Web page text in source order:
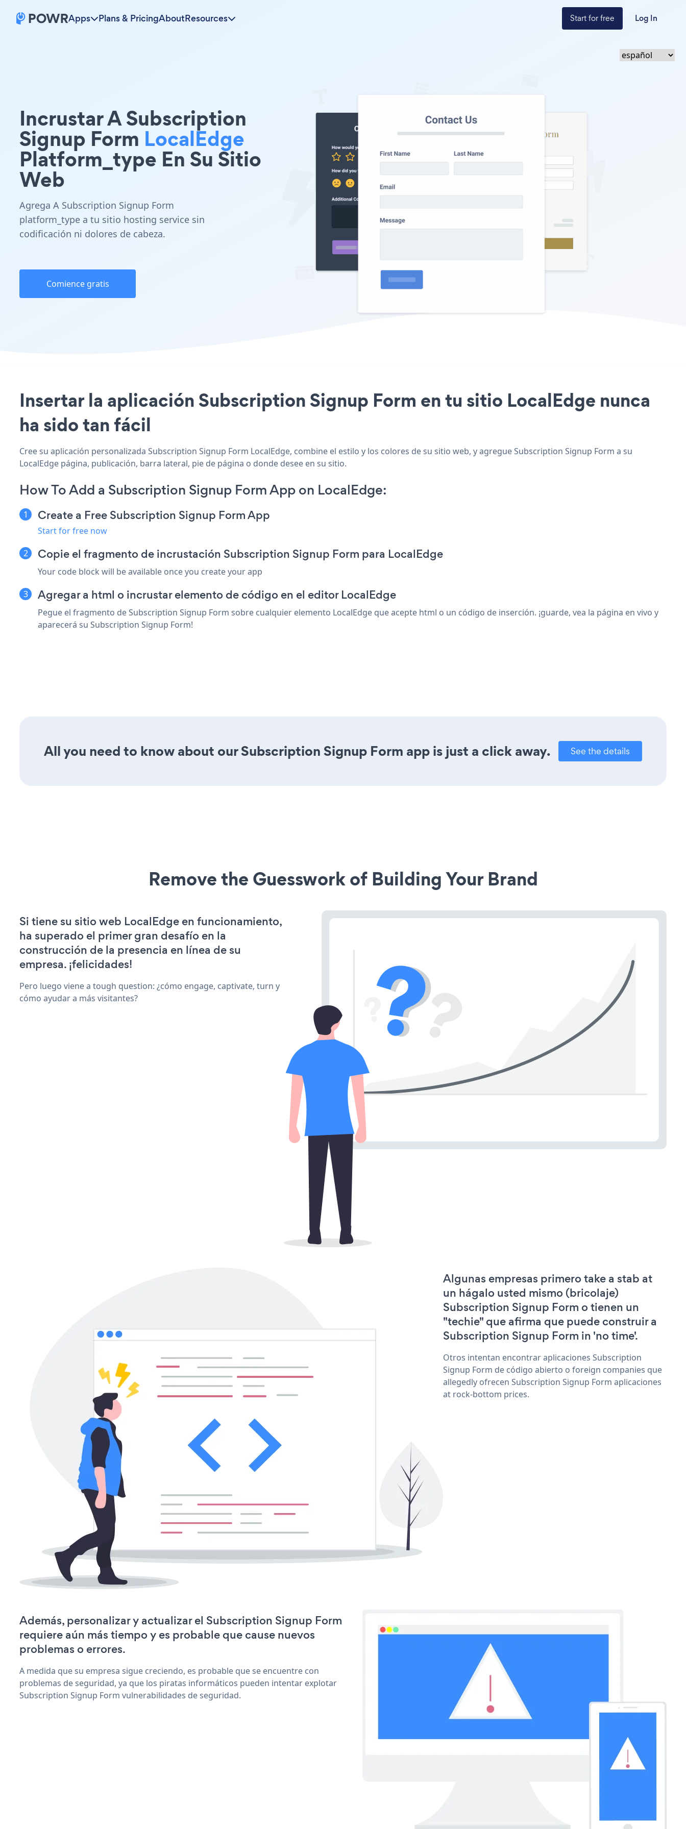
Apps Plans & PricingAboutResources Start for free Log In
Incrustar A Subscription
Signup Form LocalEdge
Platform_type En Su Sitio
Web
Agrega A Subscription Signup Form
platform_type a tu sitio hosting service sin
codificación ni dolores de cabeza.
Comience gratis
Insertar la aplicación Subscription Signup Form en tu sitio LocalEdge nunca
ha sido tan fácil
Cree su aplicación personalizada Subscription Signup Form LocalEdge, combine el estilo y los colores de su sitio web, y agregue Subscription Signup Form a su
LocalEdge página, publicación, barra lateral, pie de página o donde desee en su sitio.
How To Add a Subscription Signup Form App on LocalEdge:
Create a Free Subscription Signup Form App
Start for free now
Copie el fragmento de incrustación Subscription Signup Form para LocalEdge
Your code block will be available once you create your app
Agregar a html o incrustar elemento de código en el editor LocalEdge
Pegue el fragmento de Subscription Signup Form sobre cualquier elemento LocalEdge que acepte html o un código de inserción. ¡guarde, vea la página en vivo y
aparecerá su Subscription Signup Form!
All you need to know about our Subscription Signup Form app is just a click away. See the details
Remove the Guesswork of Building Your Brand
Si tiene su sitio web LocalEdge en funcionamiento,
ha superado el primer gran desafío en la
construcción de la presencia en línea de su
empresa. ¡felicidades!
Pero luego viene a tough question: ¿cómo engage, captivate, turn y
cómo ayudar a más visitantes?
Algunas empresas primero take a stab at
un hágalo usted mismo (bricolaje)
Subscription Signup Form o tienen un
"techie" que afirma que puede construir a
Subscription Signup Form in 'no time'.
Otros intentan encontrar aplicaciones Subscription
Signup Form de código abierto o foreign companies que
allegedly ofrecen Subscription Signup Form aplicaciones
at rock-bottom prices.
Además, personalizar y actualizar el Subscription Signup Form
requiere aún más tiempo y es probable que cause nuevos
problemas o errores.
A medida que su empresa sigue creciendo, es probable que se encuentre con
problemas de seguridad, ya que los piratas informáticos pueden intentar explotar
Subscription Signup Form vulnerabilidades de seguridad.